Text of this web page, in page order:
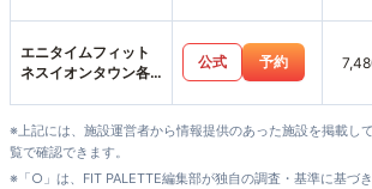
エニタイムフィット
ネスイオンタウン各
公式 予約
※上記には、施設運営者から情報提供のあった施設を掲載し
覧で確認できます。
※「○」は、FIT PALETTE編集部が独自の調査・基準に基づ